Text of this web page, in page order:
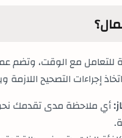
للتعامل مع الوقت، وتضم
إجراءات التصحيح
أي ملاحظة مدى تقدمك نحو
.